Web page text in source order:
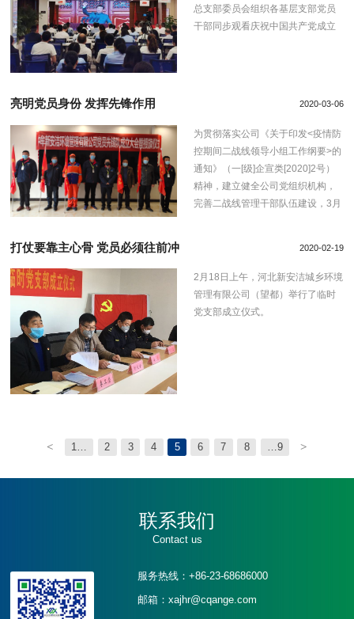
总支部委员会组织各基层支部党员
干部同步观看庆祝中国共产党成立
亮明党员身份 发挥先锋作用 2020-03-06
为贯彻落实公司《关于印发<疫情防
控期间二战线领导小组工作纲要>的
通知》（一[级]企宣类[2020]2号）
精神，建立健全公司党组织机构，
完善二战线管理干部队伍建设，3月
打仗要靠主心骨 党员必须往前冲 2020-02-19
2月18日上午，河北新安洁城乡环境
管理有限公司（望都）举行了临时
党支部成立仪式。
< 1… 2 3 4 5 6 7 8 …9 >
联系我们
Contact us
服务热线：+86-23-68686000
邮箱：xajhr@cqange.com